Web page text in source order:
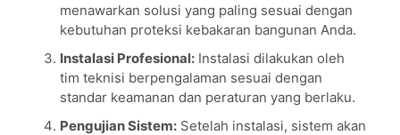
menawarkan solusi yang paling sesuai dengan
kebutuhan proteksi kebakaran bangunan Anda.
Instalasi Profesional:Instalasi dilakukan oleh
tim teknisi berpengalaman sesuai dengan
standar keamanan dan peraturan yang berlaku.
Pengujian Sistem:Setelah instalasi, sistem akan